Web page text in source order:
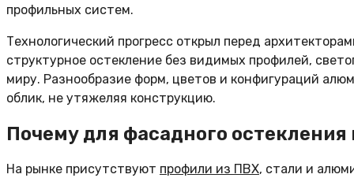
профильных систем.
Технологический прогресс открыл перед
структурное остекление без видимых профилей,
миру. Разнообразие форм, цветов и конфигураций
облик, не утяжеляя конструкцию.
Почему для фасадного
На рынке присутствуют профили из ПВХ, стали и